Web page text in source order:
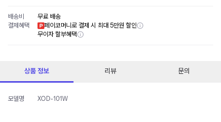
배송비
무료 배송
결제혜택
페이코머니로 결제 시 최대 5만원 할인
무이자 할부혜택
상품 정보 리뷰 문의
모델명 XOD-101W